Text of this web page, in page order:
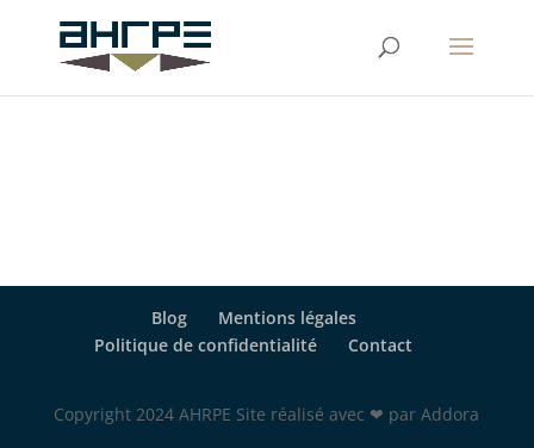
Blog
Mentions légales
Politique de confidentialité
Contact
Copyright 2024 AHRPE Site réalisé avec ❤ par Addora